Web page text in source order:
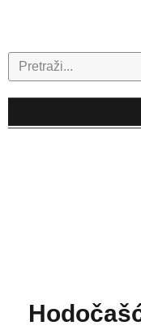
Search